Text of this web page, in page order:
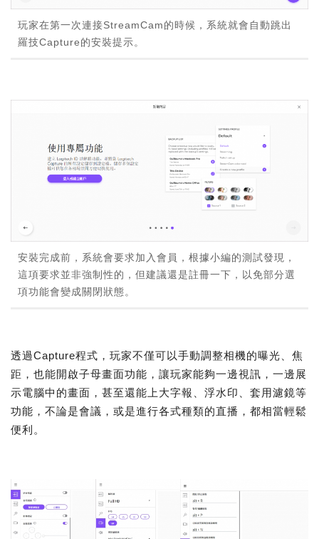
玩家在第一次連接StreamCam的時候，系統就會自動跳出
羅技Capture的安裝提示。
安裝完成前，系統會要求加入會員，根據小編的測試發現，
這項要求並非強制性的，但建議還是註冊一下，以免部分選
項功能會變成關閉狀態。
透過Capture程式，玩家不僅可以手動調整相機的曝光、焦
距，也能開啟子母畫面功能，讓玩家能夠一邊視訊，一邊展
示電腦中的畫面，甚至還能上大字報、浮水印、套用濾鏡等
功能，不論是會議，或是進行各式種類的直播，都相當輕鬆
便利。